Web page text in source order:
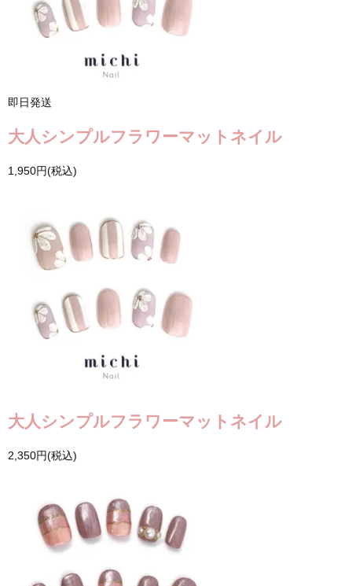
即日発送
大人シンプルフラワーマットネイル
1,950円(税込)
大人シンプルフラワーマットネイル
2,350円(税込)